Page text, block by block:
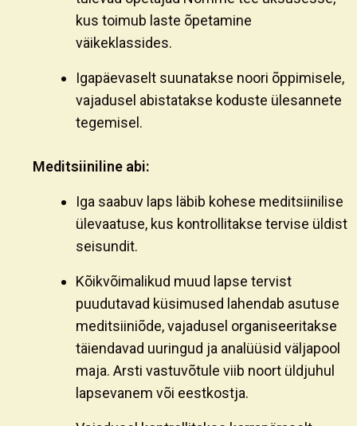
kus toimub laste õpetamine
väikeklassides.
Igapäevaselt suunatakse noori õppimisele,
vajadusel abistatakse koduste ülesannete
tegemisel.
Meditsiiniline abi:
Iga saabuv laps läbib kohese meditsiinilise
ülevaatuse, kus kontrollitakse tervise üldist
seisundit.
Kõikvõimalikud muud lapse tervist
puudutavad küsimused lahendab asutuse
meditsiiniõde, vajadusel organiseeritakse
täiendavad uuringud ja analüüsid väljapool
maja. Arsti vastuvõtule viib noort üldjuhul
lapsevanem või eestkostja.